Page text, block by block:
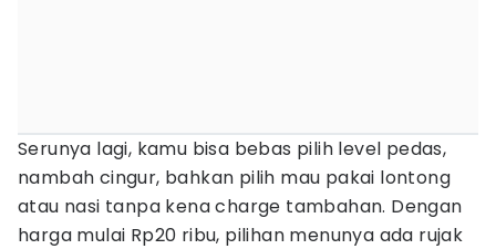
Serunya lagi, kamu bisa bebas pilih level pedas,
nambah cingur, bahkan pilih mau pakai lontong
atau nasi tanpa kena charge tambahan. Dengan
harga mulai Rp20 ribu, pilihan menunya ada rujak